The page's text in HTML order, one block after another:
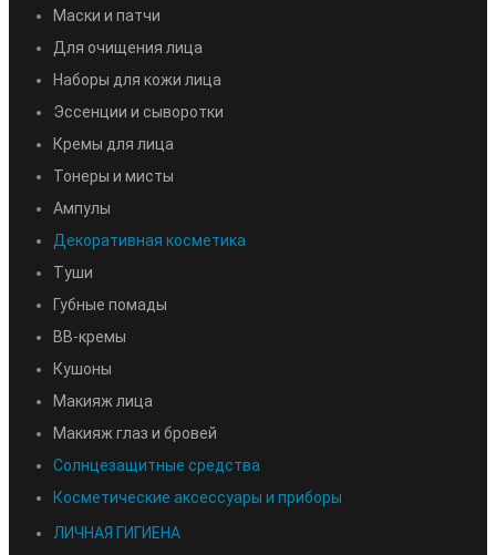
Маски и патчи
Для очищения лица
Наборы для кожи лица
Эссенции и сыворотки
Кремы для лица
Тонеры и мисты
Ампулы
Декоративная косметика
Туши
Губные помады
BB-кремы
Кушоны
Макияж лица
Макияж глаз и бровей
Солнцезащитные средства
Косметические аксессуары и приборы
ЛИЧНАЯ ГИГИЕНА